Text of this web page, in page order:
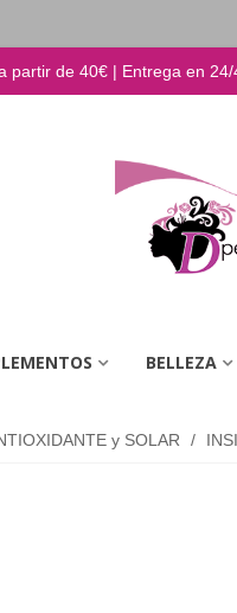
de 40€ | Entrega en 24/
BELLEZA
y SOLAR /